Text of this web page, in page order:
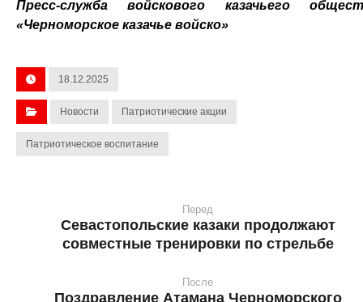
Пресс-служба войскового казачьего
«Черноморское казачье войско»
18.12.2025
Новости Патриотические акции
Патриотическое воспитание
Перед
Севастопольские казаки продолжают
совместные тренировки по стрельбе
После
Поздравление Атамана Черноморского